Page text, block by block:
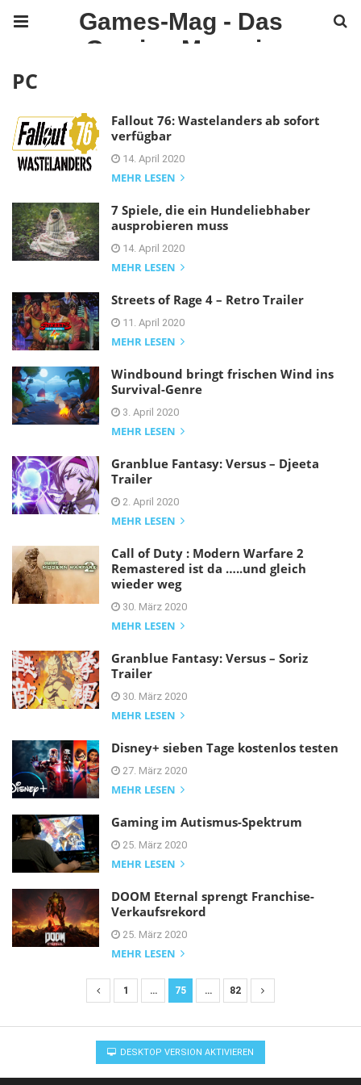
Games-Mag - Das
Gaming Magazin
PC
Fallout 76: Wastelanders ab sofort
verfügbar
14. April 2020
MEHR LESEN
7 Spiele, die ein Hundeliebhaber
ausprobieren muss
14. April 2020
MEHR LESEN
Streets of Rage 4 – Retro Trailer
11. April 2020
MEHR LESEN
Windbound bringt frischen Wind ins
Survival-Genre
3. April 2020
MEHR LESEN
Granblue Fantasy: Versus – Djeeta
Trailer
2. April 2020
MEHR LESEN
Call of Duty : Modern Warfare 2
Remastered ist da …..und gleich
wieder weg
30. März 2020
MEHR LESEN
Granblue Fantasy: Versus – Soriz
Trailer
30. März 2020
MEHR LESEN
Disney+ sieben Tage kostenlos testen
27. März 2020
MEHR LESEN
Gaming im Autismus-Spektrum
25. März 2020
MEHR LESEN
DOOM Eternal sprengt Franchise-
Verkaufsrekord
25. März 2020
MEHR LESEN
e
1 … 75 … 82
DESKTOP VERSION AKTIVIEREN